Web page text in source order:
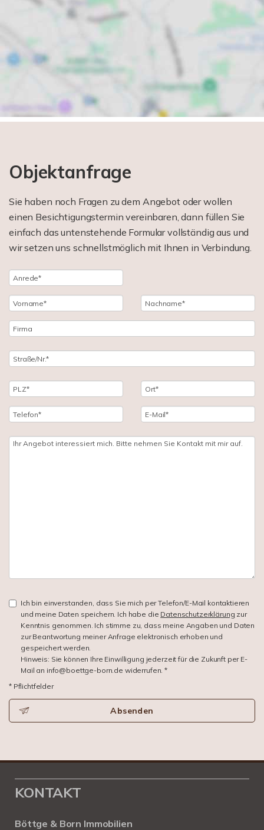
Objektanfrage
Sie haben noch Fragen zu dem Angebot oder wollen
einen Besichtigungstermin vereinbaren, dann füllen Sie
einfach das untenstehende Formular vollständig aus und
wir setzen uns schnellstmöglich mit Ihnen in Verbindung.
Ich bin einverstanden, dass Sie mich per Telefon/E-Mail kontaktieren
und meine Daten speichern. Ich habe die Datenschutzerklärung zur
Kenntnis genommen. Ich stimme zu, dass meine Angaben und Daten
zur Beantwortung meiner Anfrage elektronisch erhoben und
gespeichert werden.
Hinweis: Sie können Ihre Einwilligung jederzeit für die Zukunft per E-
Mail an info@boettge-born.de widerrufen. *
* Pflichtfelder
Absenden
KONTAKT
Böttge & Born Immobilien